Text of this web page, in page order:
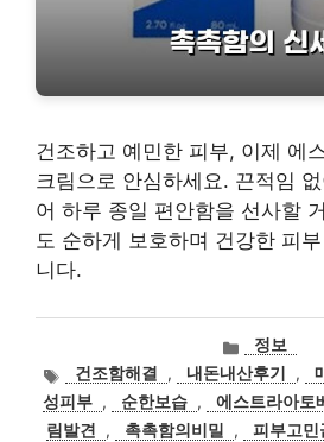
건조하고 예민한 피부, 이제 에
크림으로 안심하세요. 끈적임
어 하루 종일 편안함을 선사할
도 순하게 보호하며 건강한 피
니다.
카
테
고
리
정보
태
그
건조함해결 , 내돈내산후기 ,
성피부 , 순한보습 , 에스트라아토
림발견
, 촉촉함의비밀 , 피부고민